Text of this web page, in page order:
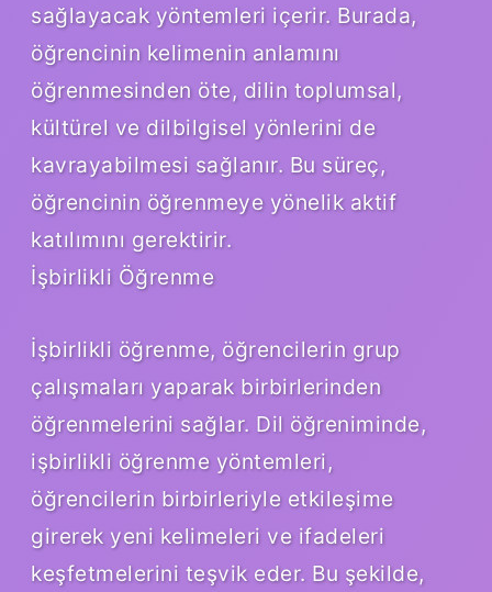
sağlayacak yöntemleri içerir. Burada,
öğrencinin kelimenin anlamını
öğrenmesinden öte, dilin toplumsal,
kültürel ve dilbilgisel yönlerini de
kavrayabilmesi sağlanır. Bu süreç,
öğrencinin öğrenmeye yönelik aktif
katılımını gerektirir.
İşbirlikli Öğrenme
İşbirlikli öğrenme, öğrencilerin grup
çalışmaları yaparak birbirlerinden
öğrenmelerini sağlar. Dil öğreniminde,
işbirlikli öğrenme yöntemleri,
öğrencilerin birbirleriyle etkileşime
girerek yeni kelimeleri ve ifadeleri
keşfetmelerini teşvik eder. Bu şekilde,